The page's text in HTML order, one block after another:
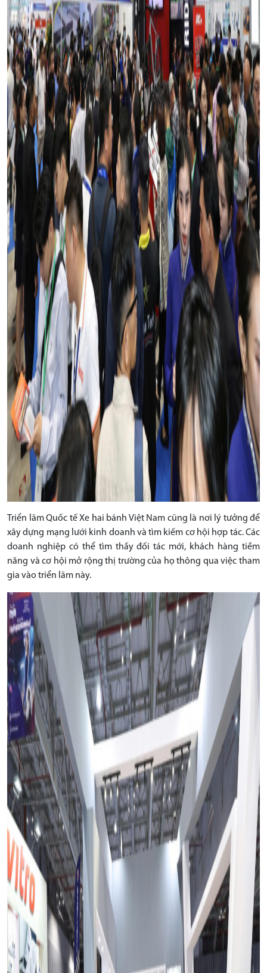
Triển lãm Quốc tế Xe hai bánh Việt Nam cũng là nơi lý tưởng để
xây dựng mạng lưới kinh doanh và tìm kiếm cơ hội hợp tác. Các
doanh nghiệp có thể tìm thấy đối tác mới, khách hàng tiềm
năng và cơ hội mở rộng thị trường của họ thông qua việc tham
gia vào triển lãm này.